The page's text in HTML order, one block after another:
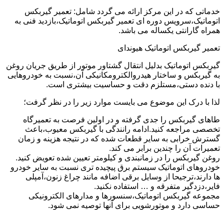
خدماتی که در این مرکز ارائه می گردد شامل: تعمیر گیربکس
اتوماتیک،سرویس دوره ای تعمیر گیربکس اتوماتیک،بازدید فنی به
همراه گارانتی یکساله می باشد.
تعمیر گیربکس اتوماتیک هیوندای
گیربکس اتوماتیک بدلیل انتقال گشتاور موتور از طریق جریان روغن
به گیربکس و ساختار هیدروالکترومکانیکی آن،نسبت به خودروهایی
با دنده دستی،مستلزم دقت و حساسیت بیشتری است.
لذا با درک این موضوع می بایست موارد زیر را در نظر گرفت؛
طاهای گیربکس را جدی گرفته و در اولین فرصت به تعمیرگاه
تخصصی مراجعه کنید.ادامه رانندگی با گیربکس معیوب،باعث
گسترش خرابی به سایر قطعات شده که در نتیجه هزینه و زمان
تعمیرات آن را چندین برابر می کند.
روغن گیربکس را در زمانبندی و کیلومتر تعیین شده تعویض کنید.
خودروهای اتوماتیک سیستم برق پیچیده تری نسبت به سایر خودرو
ها دارند،ترجیحا از وسایل برقی اضافه مانند چراغ زنون،آمپلی
فایر،دزدگیر متفرقه و … استفاده نکنید.
مجموعه گیربکس اتوماتیک،سنسورها و مدارهای الکترونیکی
حساسی دارد و موتورشویی برای آنها توصیه نمی شود.